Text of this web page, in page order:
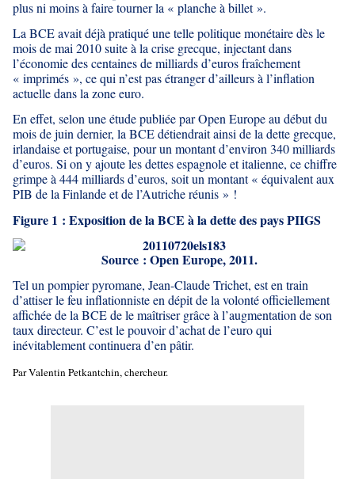
plus ni moins à faire tourner la « planche à billet ».
La BCE avait déjà pratiqué une telle politique monétaire dès le
mois de mai 2010 suite à la crise grecque, injectant dans
l’économie des centaines de milliards d’euros fraîchement
« imprimés », ce qui n’est pas étranger d’ailleurs à l’inflation
actuelle dans la zone euro.
En effet, selon une étude publiée par Open Europe au début du
mois de juin dernier, la BCE détiendrait ainsi de la dette grecque,
irlandaise et portugaise, pour un montant d’environ 340 milliards
d’euros. Si on y ajoute les dettes espagnole et italienne, ce chiffre
grimpe à 444 milliards d’euros, soit un montant « équivalent aux
PIB de la Finlande et de l’Autriche réunis » !
Figure 1 : Exposition de la BCE à la dette des pays PIIGS
Source : Open Europe, 2011.
Tel un pompier pyromane, Jean-Claude Trichet, est en train
d’attiser le feu inflationniste en dépit de la volonté officiellement
affichée de la BCE de le maîtriser grâce à l’augmentation de son
taux directeur. C’est le pouvoir d’achat de l’euro qui
inévitablement continuera d’en pâtir.
Par Valentin Petkantchin, chercheur.